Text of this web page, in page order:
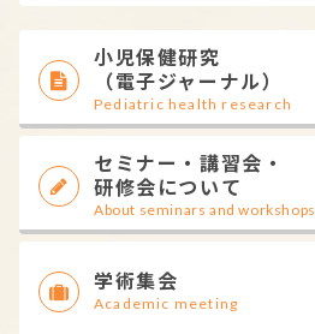
小児保健研究
（電子ジャーナル）
Pediatric health research
セミナー・講習会・
研修会について
About seminars and workshops
学術集会
Academic meeting